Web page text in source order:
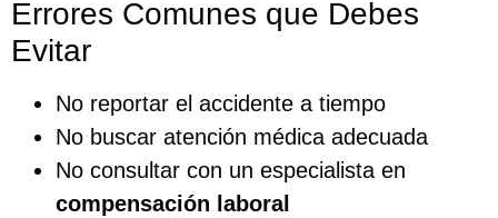
Errores Comunes que Debes
Evitar
No reportar el accidente a tiempo
No buscar atención médica adecuada
No consultar con un especialista en
compensación laboral